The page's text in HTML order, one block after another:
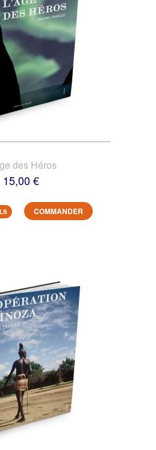
des Héros
15,00 €
COMMANDER